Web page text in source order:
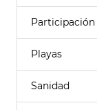
Participación
Playas
Sanidad